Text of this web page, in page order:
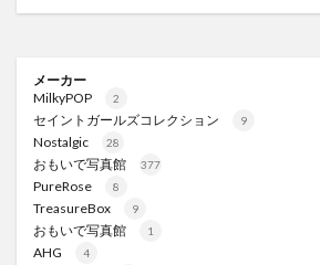
メーカー
MilkyPOP
2
セイントガールズコレクション 9
Nostalgic 28
おもいで写真館 377
PureRose 8
TreasureBox 9
おもいで写真館 1
AHG 4